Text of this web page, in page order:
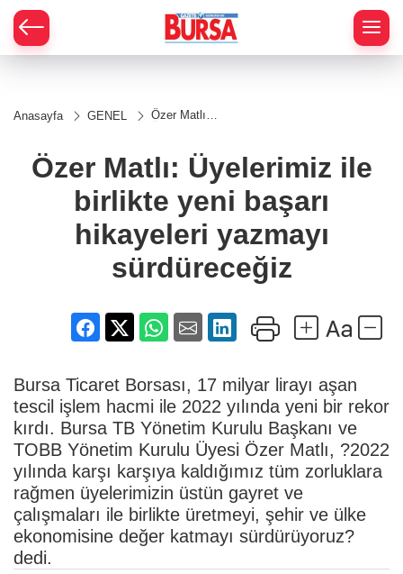
Anasayfa GENEL
Özer Matlı:
yeni başarı
hikayeleri
sürdüreceğiz
Özer Matlı: Üyelerimiz ile
birlikte yeni başarı
hikayeleri yazmayı
sürdüreceğiz
Bursa Ticaret Borsası, 17 milyar lirayı aşan
tescil işlem hacmi ile 2022 yılında yeni bir rekor
kırdı. Bursa TB Yönetim Kurulu Başkanı ve
TOBB Yönetim Kurulu Üyesi Özer Matlı, ?2022
yılında karşı karşıya kaldığımız tüm zorluklara
rağmen üyelerimizin üstün gayret ve
çalışmaları ile birlikte üretmeyi, şehir ve ülke
ekonomisine değer katmayı sürdürüyoruz?
dedi.